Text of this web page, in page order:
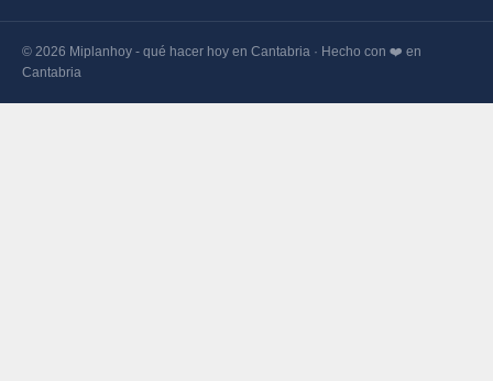
© 2026 Miplanhoy - qué hacer hoy en Cantabria · Hecho con ❤️ en
Cantabria